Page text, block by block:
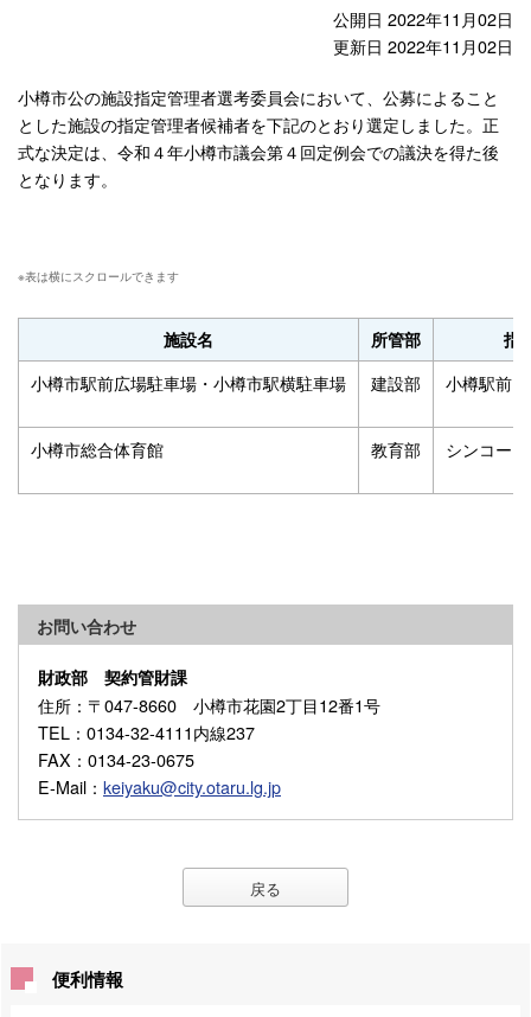
公開日 2022年11月02日
更新日 2022年11月02日
小樽市公の施設指定管理者選考委員会において、公募によること
とした施設の指定管理者候補者を下記のとおり選定しました。正
式な決定は、令和４年小樽市議会第４回定例会での議決を得た後
となります。
施設名 所管部 指
小樽市駅前広場駐車場・小樽市駅横駐車場 建設部 小樽駅前
小樽市総合体育館 教育部 シンコー
お問い合わせ
財政部 契約管財課
住所 ：〒047-8660 小樽市花園2丁目12番1号
TEL ：0134-32-4111内線237
FAX ：0134-23-0675
E-Mail ： keiyaku@city.otaru.lg.jp
戻る
便利情報